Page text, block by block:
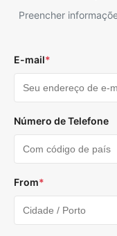
Preencher
E-mail*
Número de Telefone
From*